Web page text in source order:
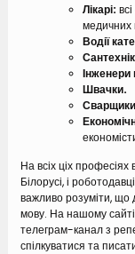
Лікарі:
медичних
Водії
Інженери
Швачки.
На всіх ціх
Білорусі, і
важливо розуміти, що
мову. На нашому сайті
телеграм-канал з
спілкуватися та